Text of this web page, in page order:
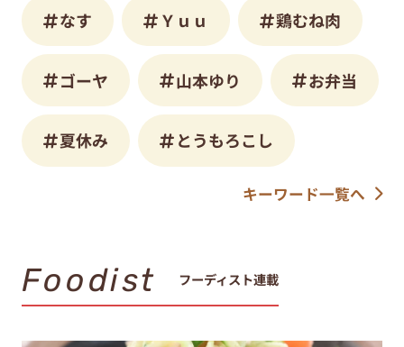
なす Ｙｕｕ 鶏むね肉
ゴーヤ 山本ゆり お弁当
夏休み とうもろこし
キーワード一覧へ
Foodist フーディスト連載